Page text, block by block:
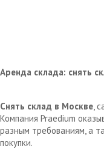
Аренда склада: снять
Снять склад в Москве,
Компания Praedium
разным требованиям, а
покупки.